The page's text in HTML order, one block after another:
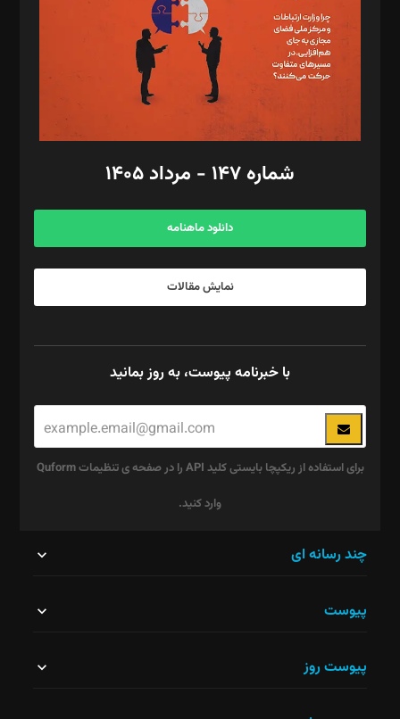
ویرایش: نگار استاد‌‌آقا
طراح یونیفرم: مجید توکلی
فیلمبرداری و عکاسی: امیر شفیعی، مانی لطفی زاده
گرافیک و صفحه‌آرایی: سید‌سبحان‌علی ثابت
مد‌یر توسعه تجاری: کامبیز برید‌
امور مالی: شاپور رهبری، محمد‌ کاظمی‌نیا
آگهی و مشترکین: ۰۹۱۹۹۹۹۰۴۵۴
شماره ۱۴۷ - مرداد ۱۴۰۵
دانلود ماهنامه
نمایش مقالات
با خبرنامه پیوست، به روز بمانید
برای استفاده از ریکپچا بایستی کلید API را در صفحه ی تنظیمات Quform
وارد کنید.
نباید
چند رسانه ای
پیوست
پیوست روز